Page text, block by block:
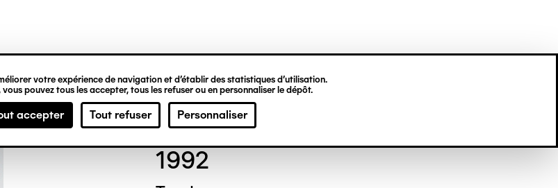
votre expérience de navigation et d’établir des statistiques d’utilisation.
pouvez tous les accepter, tous les refuser ou en personnaliser le dépôt.
accepter Tout refuser Personnaliser
Judith SCOTT
1992